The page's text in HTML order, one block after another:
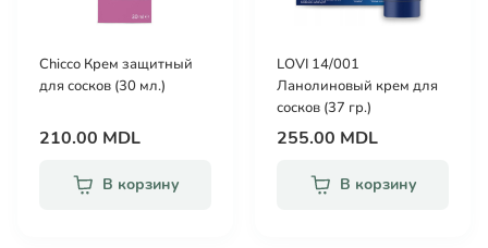
Chicco Крем защитный
для сосков (30 мл.)
210.00 MDL
В корзину
LOVI 14/001
Ланолиновый крем для
сосков (37 гр.)
255.00 MDL
В корзину